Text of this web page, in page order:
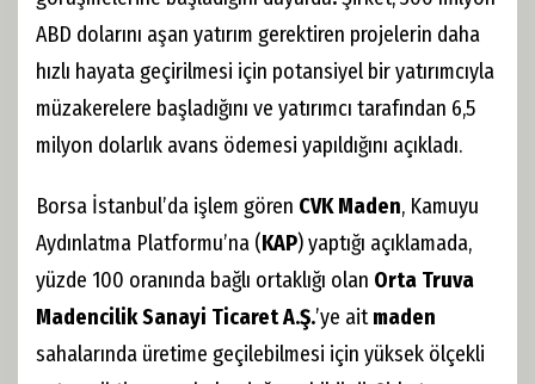
ABD dolarını aşan yatırım gerektiren projelerin daha
hızlı hayata geçirilmesi için potansiyel bir yatırımcıyla
müzakerelere başladığını ve yatırımcı tarafından 6,5
milyon dolarlık avans ödemesi yapıldığını açıkladı.
Borsa İstanbul’da işlem gören CVK Maden, Kamuyu
Aydınlatma Platformu’na (KAP) yaptığı açıklamada,
yüzde 100 oranında bağlı ortaklığı olan Orta Truva
Madencilik Sanayi Ticaret A.Ş.’ye aitmaden
sahalarında üretime geçilebilmesi için yüksek ölçekli